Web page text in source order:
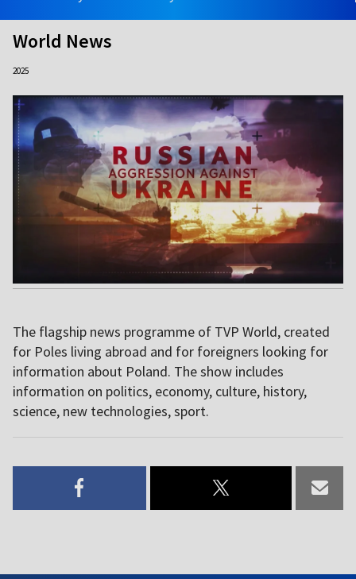
World News
2025
The flagship news programme of TVP World, created
for Poles living abroad and for foreigners looking for
information about Poland. The show includes
information on politics, economy, culture, history,
science, new technologies, sport.